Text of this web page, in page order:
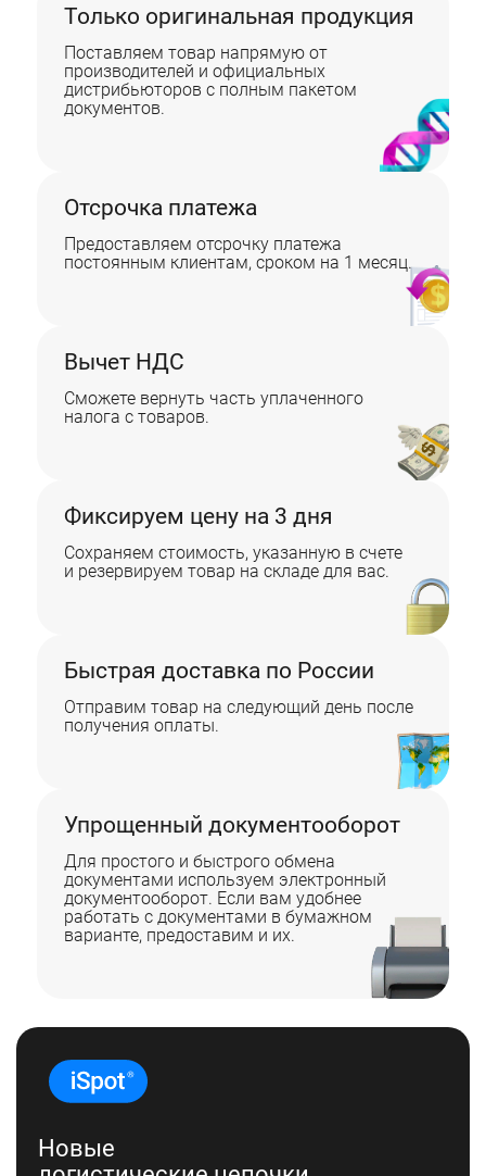
Только оригинальная продукция
Поставляем товар напрямую от
производителей и официальных
дистрибьюторов с полным пакетом
документов.
Отсрочка платежа
Предоставляем отсрочку платежа
постоянным клиентам, сроком на 1 месяц.
Вычет НДС
Сможете вернуть часть уплаченного
налога с товаров.
Фиксируем цену на 3 дня
Сохраняем стоимость, указанную в счете
и резервируем товар на складе для вас.
Быстрая доставка по России
Отправим товар на следующий день после
получения оплаты.
Упрощенный документооборот
Для простого и быстрого обмена
документами используем электронный
документооборот. Если вам удобнее
работать с документами в бумажном
варианте, предоставим и их.
Новые